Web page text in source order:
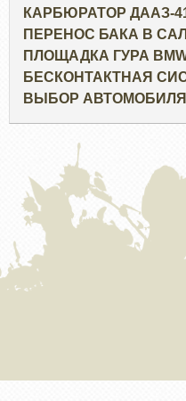
КАРБЮРАТОР ДААЗ-
ПЕРЕНОС БАКА В
ПЛОЩАДКА ГУРА
БЕСКОНТАКТНАЯ
ВЫБОР АВТОМОБИЛЯ